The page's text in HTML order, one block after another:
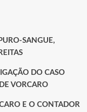
SANGUE,
DO CASO
VORCARO
E O CONTADOR